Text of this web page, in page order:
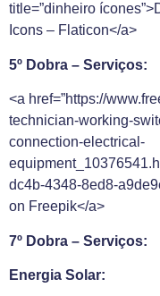
title=”dinheiro
Icons – Flaticon</a>
5º Dobra – Serviços:
<a href=”https://
technician-working-
connection-electrical-
dc4b-4348-8ed8-
on Freepik</a>
7º Dobra – Serviços:
Energia Solar: